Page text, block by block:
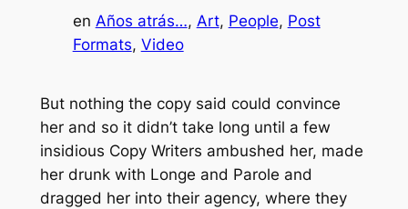
en Años atrás…, Art, People, Post
Formats, Video
But nothing the copy said could convince
her and so it didn’t take long until a few
insidious Copy Writers ambushed her, made
her drunk with Longe and Parole and
dragged her into their agency, where they